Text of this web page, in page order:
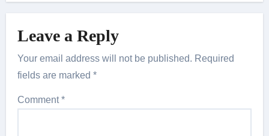
Leave a Reply
Your email address will not be published. Required
fields are marked*
Comment*